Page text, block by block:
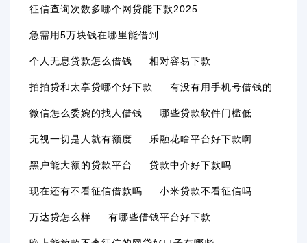
征信查询次数多哪个网贷能下款2025
急需用5万块钱在哪里能借到
个人无息贷款怎么借钱 相对容易下款
拍拍贷和太享贷哪个好下款 有没有用手机号借钱的
微信怎么委婉的找人借钱 哪些贷款软件门槛低
无视一切是人就有额度 乐融花啥平台好下款啊
黑户能大额的贷款平台 贷款中介好下款吗
现在还有不看征信借款吗 小米贷款不看征信吗
万达贷怎么样 有哪些借钱平台好下款